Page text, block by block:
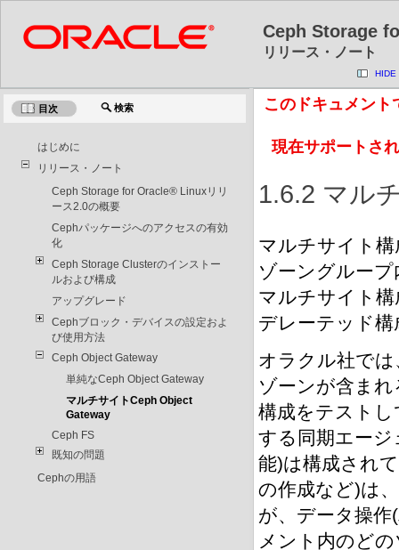
Ceph Storage
リリース・ノート
HIDE
目次 検索
はじめに
リリース・ノート
Ceph Storage for Oracle® Linuxリリ
ース2.0の概要
Cephパッケージへのアクセスの有効
化
Ceph Storage Clusterのインストー
ルおよび構成
アップグレード
Cephブロック・デバイスの設定およ
び使用方法
Ceph Object Gateway
単純なCeph Object Gateway
マルチサイトCeph Object
Gateway
Ceph FS
既知の問題
Cephの用語
このドキュメン
現在サポートさ
1.6.2 マル
マルチサイト
ゾーングルー
マルチサイト
デレーテッド
オラクル社で
ゾーンが含ま
構成をテスト
する同期エー
能)は構成され
の作成など)は
が、データ操
メント内のど